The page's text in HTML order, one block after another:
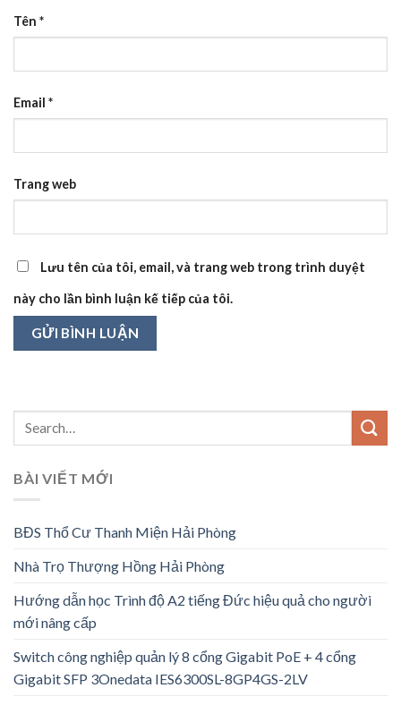
Tên *
Email *
Trang web
Lưu tên của tôi, email, và trang web trong trình duyệt
này cho lần bình luận kế tiếp của tôi.
BÀI VIẾT MỚI
BĐS Thổ Cư Thanh Miện Hải Phòng
Nhà Trọ Thượng Hồng Hải Phòng
Hướng dẫn học Trình độ A2 tiếng Đức hiệu quả cho người
mới nâng cấp
Switch công nghiệp quản lý 8 cổng Gigabit PoE + 4 cổng
Gigabit SFP 3Onedata IES6300SL-8GP4GS-2LV